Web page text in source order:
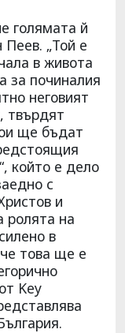
голямата й
„Той е
в живота
за починалия
неговият
твърдят
ще бъдат
който е дело
с
и
ролята на
в
това ще е
Key